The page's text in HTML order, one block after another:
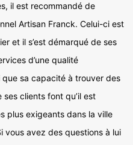
il est recommandé de
Artisan Franck. Celui-ci est
et il s’est démarqué de ses
d’une qualité
sa capacité à trouver des
clients font qu’il est
plus exigeants dans la ville
vous avez des questions à lui